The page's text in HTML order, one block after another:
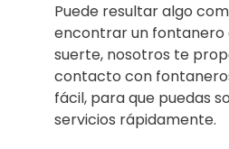
Puede resultar algo
encontrar un fontanero
suerte, nosotros te
contacto con
fácil, para que puedas
servicios rápidamente.